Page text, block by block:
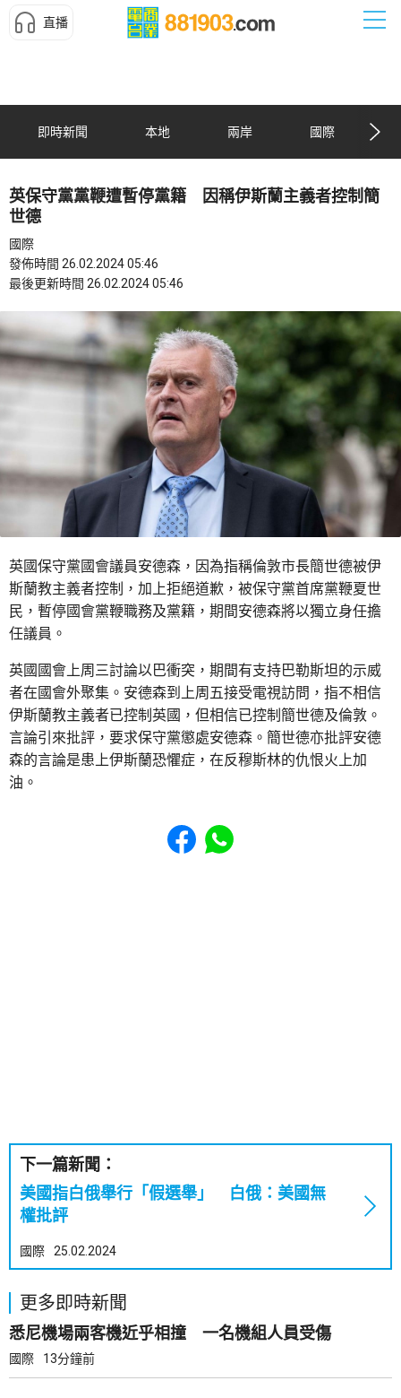
直播
即時新聞 本地 兩岸 國際
英保守黨黨鞭遭暫停黨籍 因稱伊斯蘭主義者控制簡
世德
國際
發佈時間 26.02.2024 05:46
最後更新時間 26.02.2024 05:46
英國保守黨國會議員安德森，因為指稱倫敦市長簡世德被伊
斯蘭教主義者控制，加上拒絕道歉，被保守黨首席黨鞭夏世
民，暫停國會黨鞭職務及黨籍，期間安德森將以獨立身任擔
任議員。
英國國會上周三討論以巴衝突，期間有支持巴勒斯坦的示威
者在國會外聚集。安德森到上周五接受電視訪問，指不相信
伊斯蘭教主義者已控制英國，但相信已控制簡世德及倫敦。
言論引來批評，要求保守黨懲處安德森。簡世德亦批評安德
森的言論是患上伊斯蘭恐懼症，在反穆斯林的仇恨火上加
油。
Share to Facebook
Share to WhatsApp
下一篇新聞：
美國指白俄舉行「假選舉」 白俄：美國無
權批評
國際 25.02.2024
更多即時新聞
悉尼機場兩客機近乎相撞 一名機組人員受傷
國際 13分鐘前